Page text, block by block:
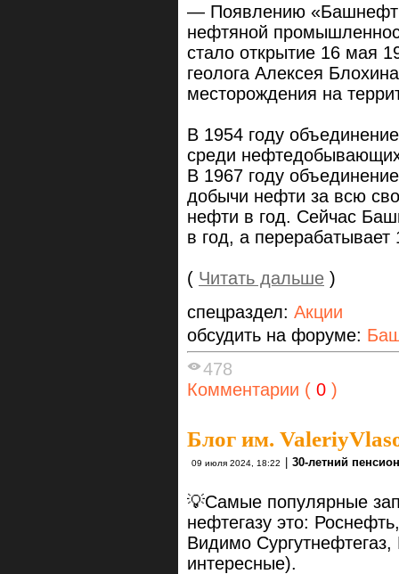
— Появлению
нефтяной
стало открытие 16 мая
геолога Алексея
месторождения на
В 1954 году
среди
В 1967 году
добычи нефти за всю
нефти в год. Сейчас
в год, а
( Читать дальше )
спецраздел: Акции
обсудить на форуме:
478
Комментарии ( 0 )
Блог им.
09 июля 2024, 18:22 30-летний
​💡Самые популярные
нефтегазу это:
Видимо Сургутнефтегаз,
интересные).